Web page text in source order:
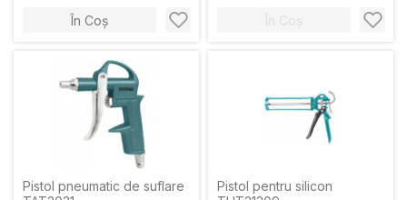
În Coș În Coș
Pistol pneumatic de suflare
Pistol pentru silicon